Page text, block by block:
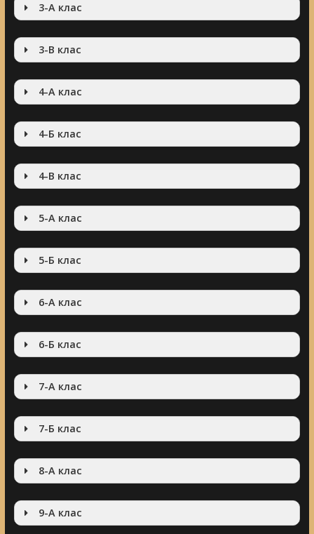
3-А клас
3-В клас
4-А клас
4-Б клас
4-В клас
5-А клас
5-Б клас
6-А клас
6-Б клас
7-А клас
7-Б клас
8-А клас
9-А клас